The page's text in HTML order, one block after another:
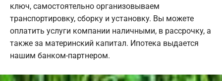
ключ, самостоятельно организовываем
транспортировку, сборку и установку. Вы можете
оплатить услуги компании наличными, в рассрочку, а
также за материнский капитал. Ипотека выдается
нашим банком-партнером.